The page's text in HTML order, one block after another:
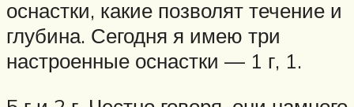
оснастки, какие позволят течение и
глубина. Сегодня я имею три
настроенные оснастки — 1 г, 1.